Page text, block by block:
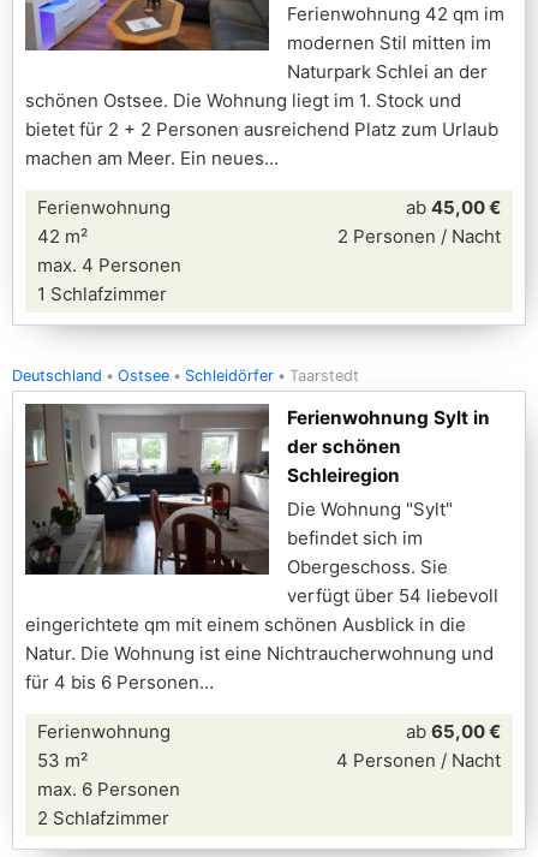
Ferienwohnung 42 qm im
modernen Stil mitten im
Naturpark Schlei an der
schönen Ostsee. Die Wohnung liegt im 1. Stock und
bietet für 2 + 2 Personen ausreichend Platz zum Urlaub
machen am Meer. Ein neues
Ferienwohnung
42 m²
max. 4 Personen
1 Schlafzimmer
ab 45,00 €
2 Personen / Nacht
Deutschland Ostsee Schleidörfer Taarstedt
Ferienwohnung Sylt in
der schönen
Schleiregion
Die Wohnung "Sylt"
befindet sich im
Obergeschoss. Sie
verfügt über 54 liebevoll
eingerichtete qm mit einem schönen Ausblick in die
Natur. Die Wohnung ist eine Nichtraucherwohnung und
für 4 bis 6 Personen
Ferienwohnung
53 m²
max. 6 Personen
2 Schlafzimmer
ab 65,00 €
4 Personen / Nacht